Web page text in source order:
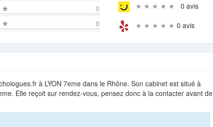
★
0
★ 0
★ ★ ★ ★ ★ 0 avis
★ ★ ★ ★ ★ 0 avis
à LYON 7eme dans le Rhône. Son cabinet est situé à
Elle reçoit sur rendez-vous, pensez donc à la contacter avant de